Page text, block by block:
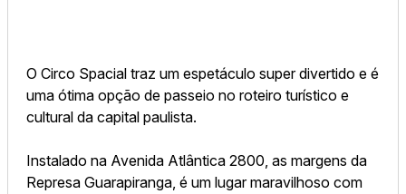
O Circo Spacial traz um espetáculo super divertido e é
uma ótima opção de passeio no roteiro turístico e
cultural da capital paulista.
Instalado na Avenida Atlântica 2800, as margens da
Represa Guarapiranga, é um lugar maravilhoso com